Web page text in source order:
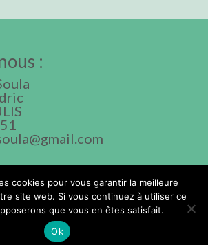
:
Politique de Confidentialité
WordPress Theme by
cookies pour vous garantir la meilleure
site web. Si vous continuez à utiliser ce
que vous en êtes satisfait.
Ok